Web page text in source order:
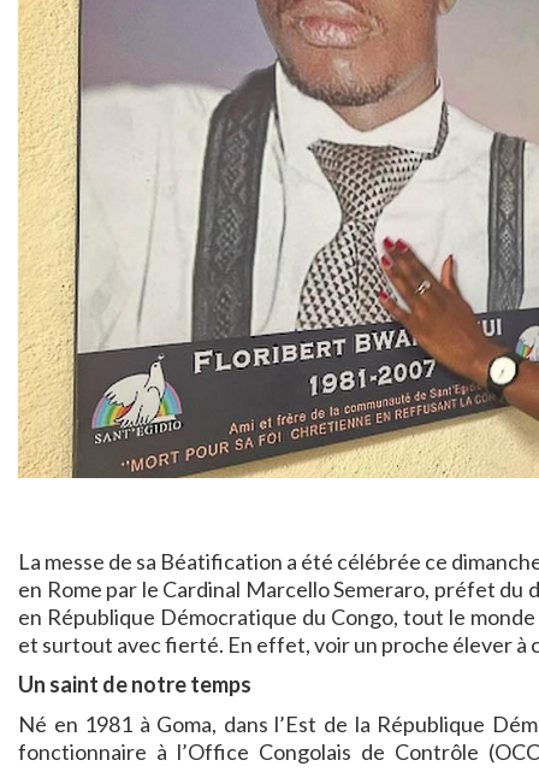
La messe de sa Béatification a été célébrée ce
en Rome par le Cardinal Marcello Semeraro, préfet du
en République Démocratique du Congo, tout le
et surtout avec fierté. En effet, voir un proche élever à
Un saint de notre temps
Né en 1981 à Goma, dans l’Est de la République
fonctionnaire à l’Office Congolais de Contrôle